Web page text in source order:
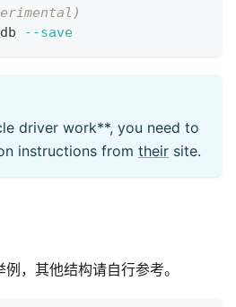
--save
driver work**, you need to
instructions from their site.
，其他结构请自行参考。